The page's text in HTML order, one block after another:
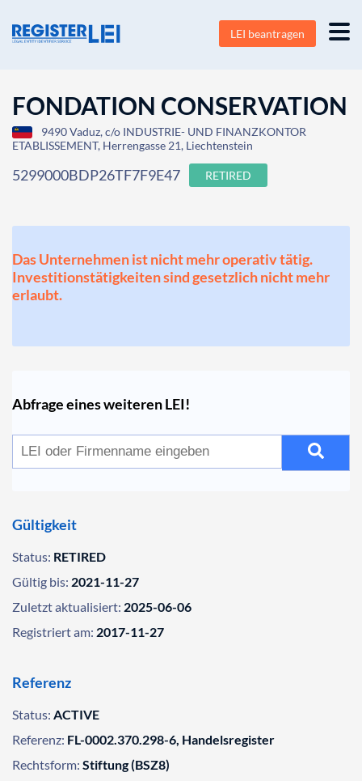
LEI beantragen
FONDATION CONSERVATION
9490 Vaduz, c/o INDUSTRIE- UND FINANZKONTOR
ETABLISSEMENT, Herrengasse 21, Liechtenstein
5299000BDP26TF7F9E47 RETIRED
Das Unternehmen ist nicht mehr operativ tätig.
Investitionstätigkeiten sind gesetzlich nicht mehr
erlaubt.
Abfrage eines weiteren LEI!
Gültigkeit
Status: RETIRED
Gültig bis: 2021-11-27
Zuletzt aktualisiert: 2025-06-06
Registriert am: 2017-11-27
Referenz
Status: ACTIVE
Referenz: FL-0002.370.298-6, Handelsregister
Rechtsform: Stiftung (BSZ8)